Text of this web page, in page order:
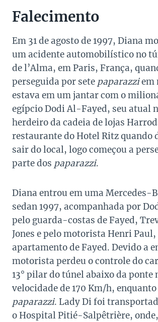
Falecimento
Em 31 de agosto de 1997, Diana
um acidente automobilístico no
de l’Alma, em Paris, França,
perseguida por sete paparazziem
estava em um jantar com o
egípcio Dodi Al-Fayed, seu atual
herdeiro da cadeia de lojas
restaurante do Hotel Ritz quando
sair do local, logo começou a
parte dos paparazzi.
Diana entrou em uma Mercedes-
sedan 1997, acompanhada por
pelo guarda-costas de Fayed,
Jones e pelo motorista Henri
apartamento de Fayed. Devido a
motorista perdeu o controle do
13° pilar do túnel abaixo da ponte
velocidade de 170 Km/h,
paparazzi. Lady Di foi
o Hospital Pitié-Salpêtrière,